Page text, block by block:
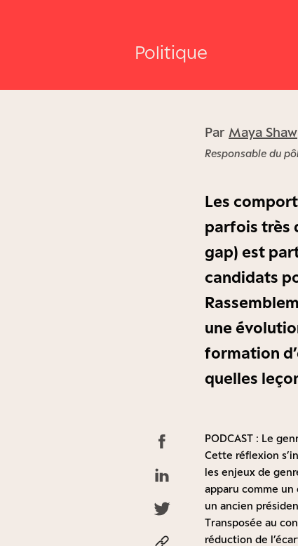
Politique
Par Maya Shaw
Responsable du
Les
parfois très
gap) est
candidats
une
formation
quelles
PODCAST : Le
Cette réflexion
les enjeux de
apparu comme
un ancien
Transposée au
réduction de